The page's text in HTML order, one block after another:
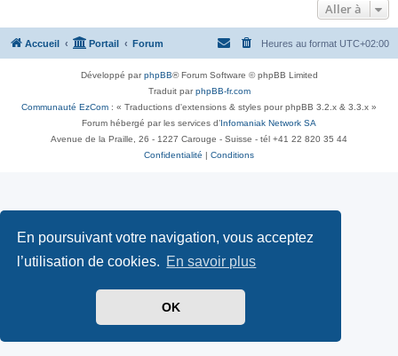
En poursuivant votre navigation, vous acceptez
l’utilisation de cookies. En savoir plus
OK
Aller à
Accueil Portail Forum Heures au format UTC+02:00
Développé parphpBB® Forum Software © phpBB Limited
Traduit parphpBB-fr.com
Communauté EzCom : « Traductions d'extensions & styles pour phpBB 3.2.x & 3.3.x »
Forum hébergé par les services d’ Infomaniak Network SA
Avenue de la Praille, 26 - 1227 Carouge - Suisse - tél +41 22 820 35 44
Confidentialité
Conditions